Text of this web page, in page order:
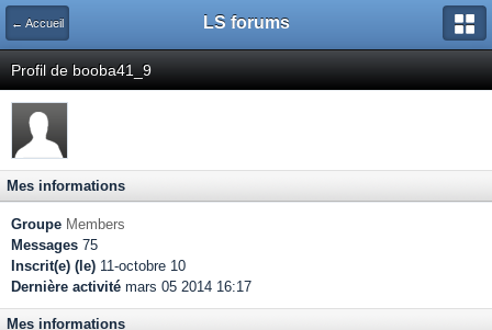
← Accueil LS forums
Profil de booba41_9
Mes informations
Groupe Members
Messages 75
Inscrit(e) (le) 11-octobre 10
Dernière activité mars 05 2014 16:17
Mes informations